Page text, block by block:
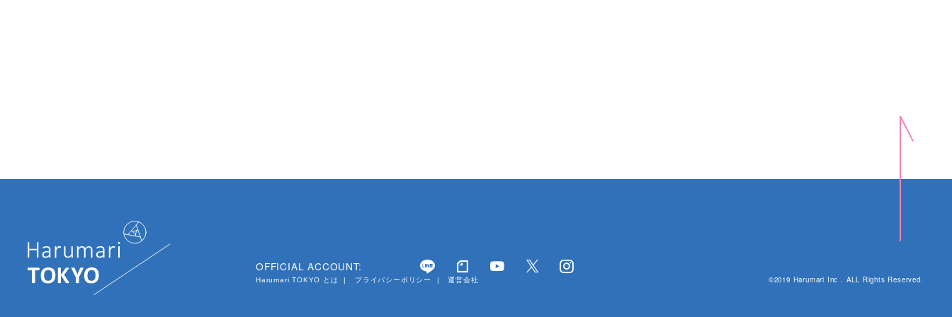
OFFICIAL ACCOUNT:
Harumari TOKYO とは プライバシーポリシー 運営会社 ©2019 Harumari Inc . ALL Rights Reserved.